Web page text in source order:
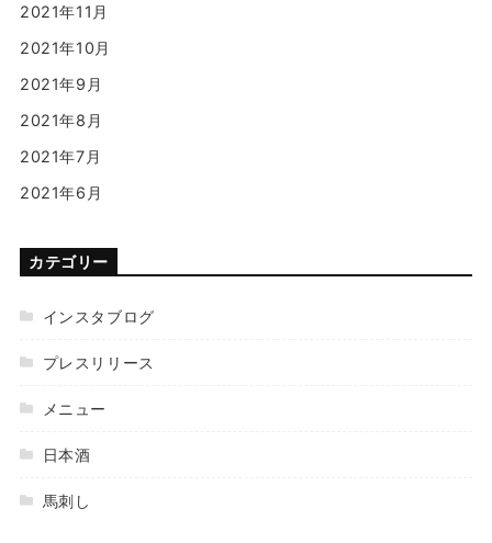
2021年11月
2021年10月
2021年9月
2021年8月
2021年7月
2021年6月
カテゴリー
インスタブログ
プレスリリース
メニュー
日本酒
馬刺し